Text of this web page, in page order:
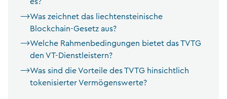
Was zeichnet das liechtensteinische
Blockchain-Gesetz aus?
Welche Rahmenbedingungen bietet das TVTG
den VT-Dienstleistern?
Was sind die Vorteile des TVTG hinsichtlich
tokenisierter Vermögenswerte?